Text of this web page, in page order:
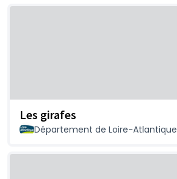
Les girafes
Département de Loire-Atlantique